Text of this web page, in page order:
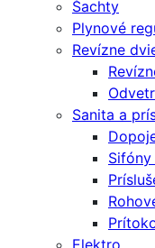
Šachty
Plynové
Revízne
Sanita a
Elektro